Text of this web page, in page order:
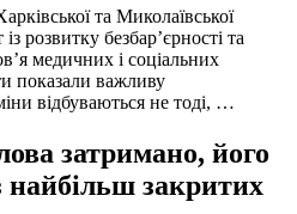
та Миколаївської
розвитку безбар’єрності та
медичних і соціальних
показали важливу
відбуваються не тоді, …
затримано, його
найбільш закритих